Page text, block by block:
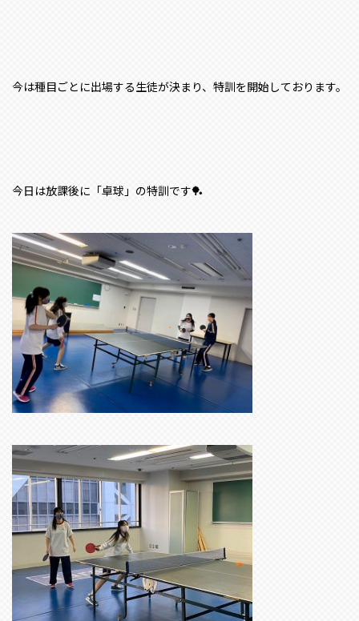
今は種目ごとに出場する生徒が決まり、特訓を開始しております。
今日は放課後に「卓球」の特訓です🏓